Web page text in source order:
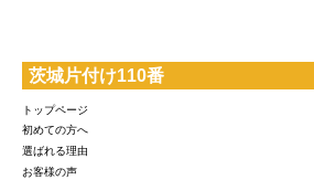
茨城片付け110番
トップページ
初めての方へ
選ばれる理由
お客様の声